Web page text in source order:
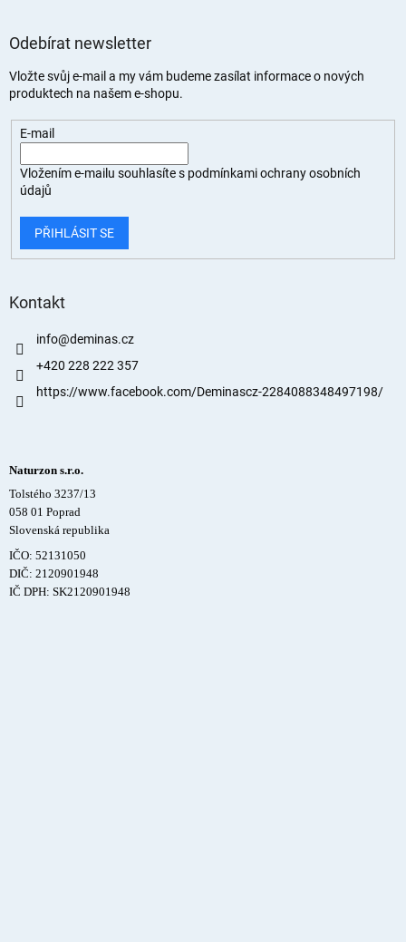
Odebírat newsletter
Vložte svůj e-mail a my vám budeme zasílat informace o nových
produktech na našem e-shopu.
E-mail
Vložením e-mailu souhlasíte s podmínkami ochrany osobních
údajů
PŘIHLÁSIT SE
Kontakt
info@deminas.cz
+420 228 222 357
https://www.facebook.com/Deminascz-2284088348497198/
Naturzon s.r.o.
Tolstého 3237/13
058 01 Poprad
Slovenská republika
IČO: 52131050
DIČ: 2120901948
IČ DPH: SK2120901948